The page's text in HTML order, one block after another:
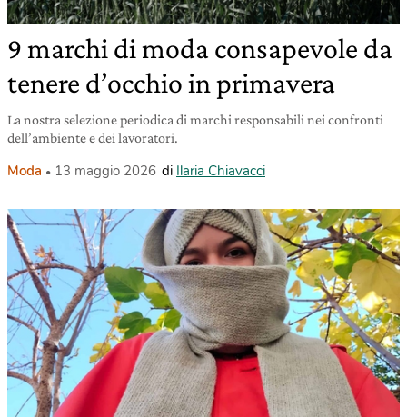
9 marchi di moda consapevole da
tenere d’occhio in primavera
La nostra selezione periodica di marchi responsabili nei confronti
dell’ambiente e dei lavoratori.
Moda 13 maggio 2026 di Ilaria Chiavacci